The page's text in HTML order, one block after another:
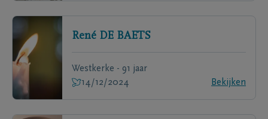
René DE BAETS
Westkerke - 91 jaar
14/12/2024
Bekijken